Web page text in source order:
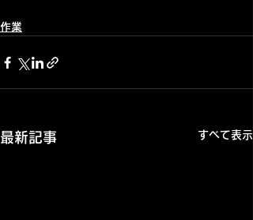
作業
最新記事 すべて表示